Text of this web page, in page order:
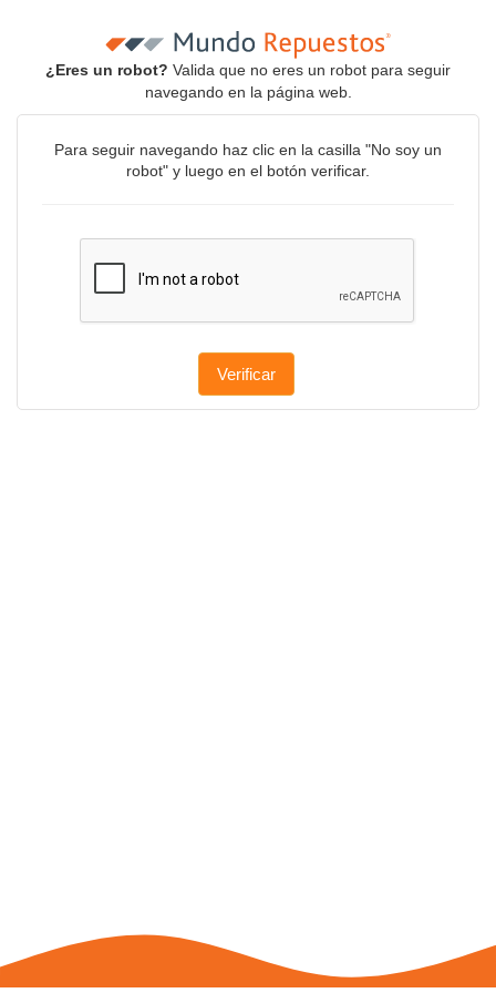
¿Eres un robot? Valida que no eres un robot para seguir
navegando en la página web.
Para seguir navegando haz clic en la casilla "No soy un
robot" y luego en el botón verificar.
Verificar